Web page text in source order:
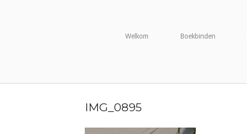
Welkom Boekbinden
IMG_0895